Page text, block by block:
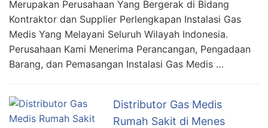
Merupakan Perusahaan Yang Bergerak di Bidang
Kontraktor dan Supplier Perlengkapan Instalasi Gas
Medis Yang Melayani Seluruh Wilayah Indonesia.
Perusahaan Kami Menerima Perancangan, Pengadaan
Barang, dan Pemasangan Instalasi Gas Medis …
Distributor Gas Medis
Rumah Sakit di Menes